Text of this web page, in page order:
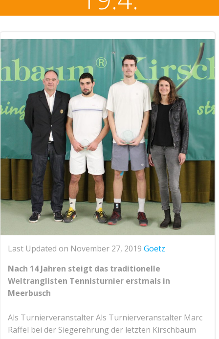
Last Updated on November 27, 2019 Goetz
Nach 14 Jahren steigt das traditionelle
Weltranglisten Tennisturnier erstmals in
Meerbusch
Als Turnierveranstalter Als Turnierveranstalter Marc
Raffel bei der Siegerehrung der letzten Kirschbaum